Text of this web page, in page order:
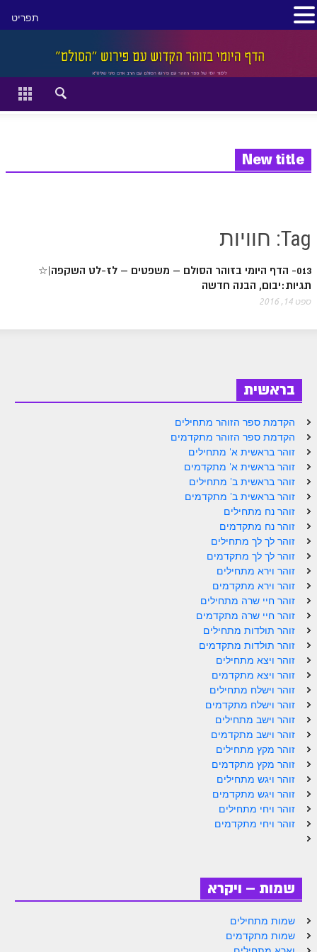
סגור
זוהר מתקדמים
הקדמת ספר הזוהר מתקדמים
ספר הזוהר בראשית
ספר הזוהר בראשית א' מתחילים
ספר הזוהר נח מתחילים
ספר הזוהר נח מתקדמים
ספר הזוהר לך לך מתחילים
ספר הזוהר לך לך מתקדמים
ספר הזוהר וירא מתחילים
ספר הזוהר וירא מתקדמים
ספר הזוהר חיי שרה מתחילים
ספר הזוהר חיי שרה מתקדמים
ספר הזוהר תולדות מתחילים
ספר הזוהר ויצא מתחילים
ספר הזוהר ויצא מתקדמים
ספר הזוהר וישלח מתחילים
הזוהר הקדוש וישלח מתקדמים
הזוהר הקדוש וישב מתחילים
הזוהר הקדוש וישב מתקדמים
הזוהר הקדוש מקץ מתחילים
הזוהר הקדוש ויגש מתקדמים
הזוהר הקדוש ויחי מתחילים
New title
Tag: חוויות
013- הדף היומי בזוהר הסולם – משפטים – לז-לט השקפה|☆
תגיות:יבום, הבנה חדשה
ספט 14, 2016
בראשית
הקדמת ספר הזוהר מתחילים
הקדמת ספר הזוהר מתקדמים
זוהר בראשית א' מתחילים
זוהר בראשית א' מתקדמים
זוהר בראשית ב' מתחילים
זוהר בראשית ב' מתקדמים
זוהר נח מתחילים
זוהר נח מתקדמים
זוהר לך לך מתחילים
זוהר לך לך מתקדמים
זוהר וירא מתחילים
זוהר וירא מתקדמים
זוהר חיי שרה מתחילים
זוהר חיי שרה מתקדמים
זוהר תולדות מתחילים
זוהר תולדות מתקדמים
זוהר ויצא מתחילים
זוהר ויצא מתקדמים
זוהר וישלח מתחילים
זוהר וישלח מתקדמים
זוהר וישב מתחילים
זוהר וישב מתקדמים
זוהר מקץ מתחילים
זוהר מקץ מתקדמים
זוהר ויגש מתחילים
זוהר ויגש מתקדמים
זוהר ויחי מתחילים
זוהר ויחי מתקדמים
שמות – ויקרא
שמות מתחילים
שמות מתקדמים
תפריט